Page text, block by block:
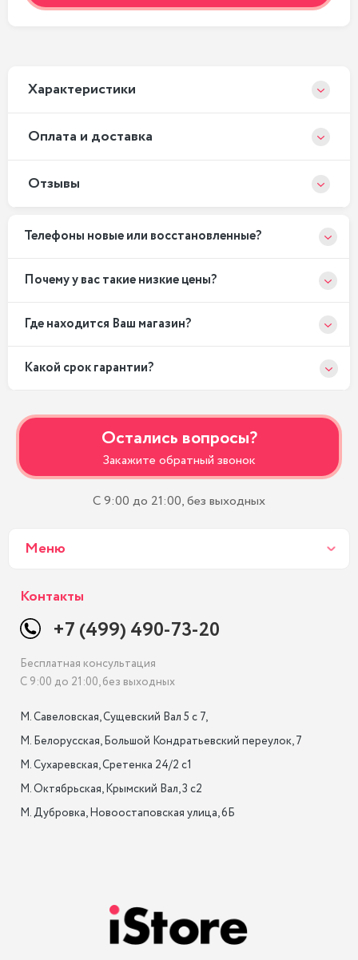
Xарактеристики
Оплата и доставка
Отзывы
Телефоны новые или восстановленные?
Почему у вас такие низкие цены?
Где находится Ваш магазин?
Какой срок гарантии?
Остались вопросы?
Закажите обратный звонок
С 9:00 до 21:00, без выходных
Меню
Контакты
+7 (499) 490-73-20
Бесплатная консультация
С 9:00 до 21:00, без выходных
М. Савеловская, Сущевский Вал 5 с 7,
М. Белорусская, Большой Кондратьевский переулок, 7
М. Сухаревская, Сретенка 24/2 с1
М. Октябрьская, Крымский Вал, 3 с2
М. Дубровка, Новоостаповская улица, 6Б